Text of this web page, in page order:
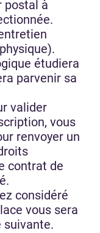
postal à
étudiera
parvenir sa
valider
vous
renvoyer un
contrat de
considéré
vous sera
suivante.